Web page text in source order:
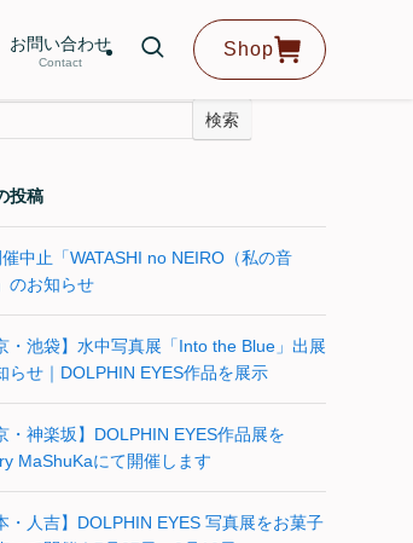
お問い合わせ
Contact
Shop
検索
投稿
中止「WATASHI no NEIRO（私の音
のお知らせ
・池袋】水中写真展「Into the Blue」出展
らせ｜DOLPHIN EYES作品を展示
・神楽坂】DOLPHIN EYES作品展を
MaShuKaにて開催します
・人吉】DOLPHIN EYES 写真展をお菓子